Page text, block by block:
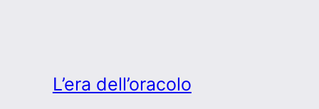
una
L’era dell’oracolo